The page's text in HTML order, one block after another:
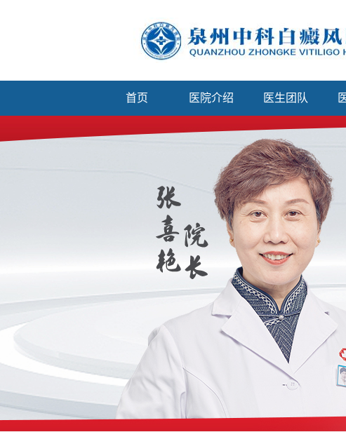
首页 医院介绍 医生团队